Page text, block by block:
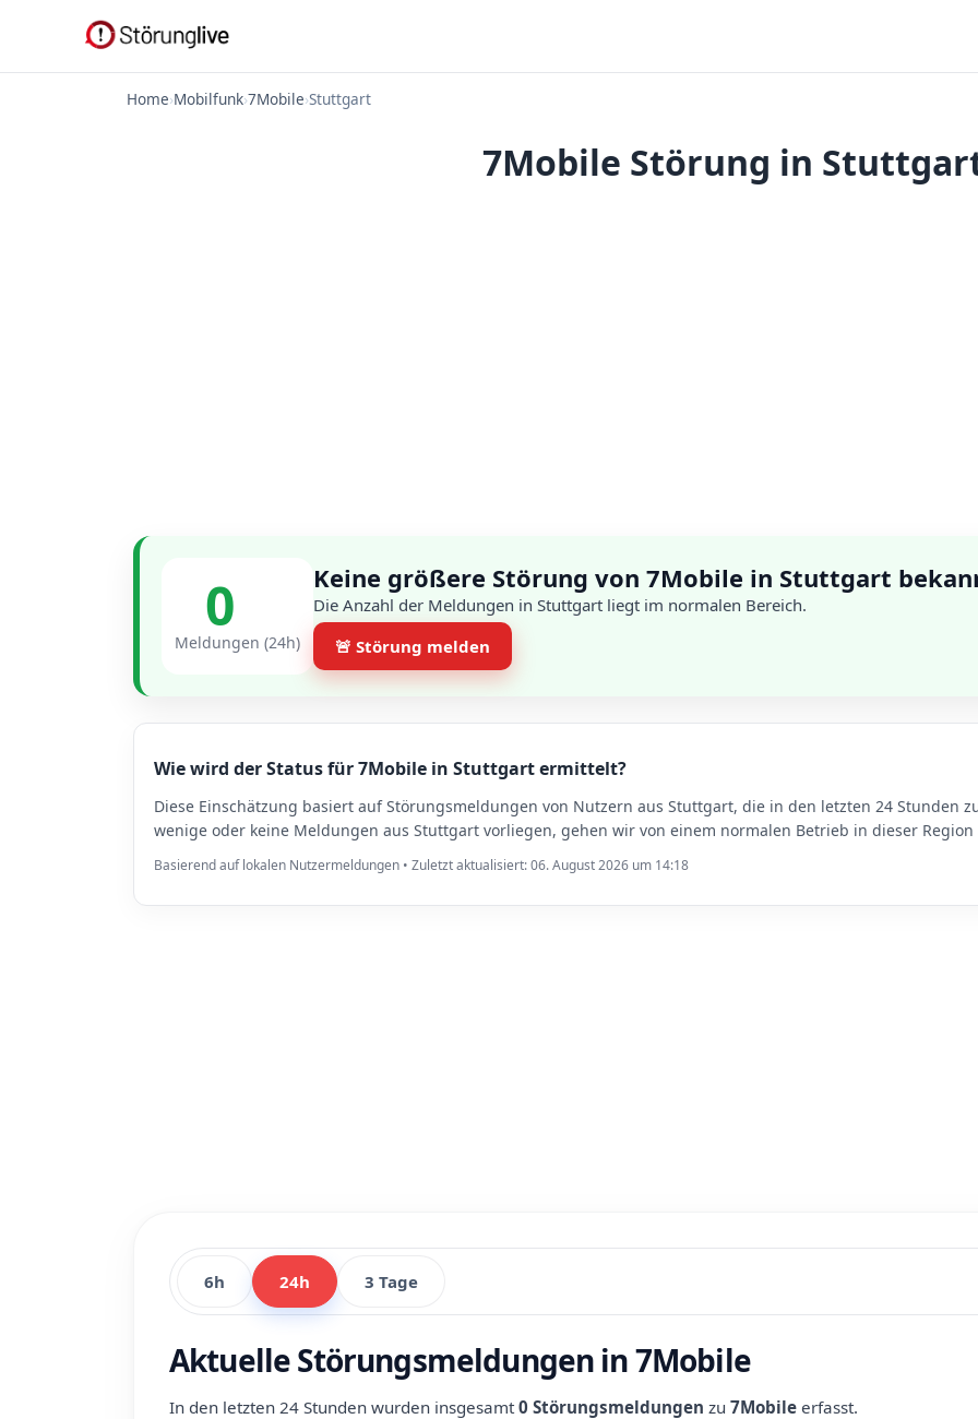
Home›Mobilfunk›7Mobile›Stuttgart
7Mobile Störung in
0
Meldungen (24h)
Keine größere Störung von 7Mobile in Stuttgart
Die Anzahl der Meldungen in Stuttgart liegt im normalen Bereich.
🚨 Störung melden
Wie wird der Status für 7Mobile in Stuttgart ermittelt?
Diese Einschätzung basiert auf Störungsmeldungen von Nutzern aus Stuttgart, die in den letzten 24 Stunden
wenige oder keine Meldungen aus Stuttgart vorliegen, gehen wir von einem normalen Betrieb in dieser Region
Basierend auf lokalen Nutzermeldungen • Zuletzt aktualisiert: 06. August 2026 um 14:18
6h 24h 3 Tage
Aktuelle Störungsmeldungen in 7Mobile
In den letzten 24 Stunden wurden insgesamt0 Störungsmeldungen zu 7Mobile erfasst.